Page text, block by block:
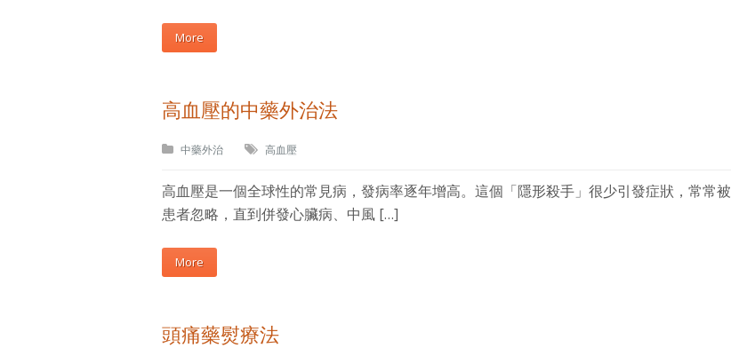
More
高血壓的中藥外治法
中藥外治 高血壓
高血壓是一個全球性的常見病，發病率逐年增高。這個「隱形殺手」很少引發症狀，常常被
患者忽略，直到併發心臟病、中風 […]
More
頭痛藥熨療法